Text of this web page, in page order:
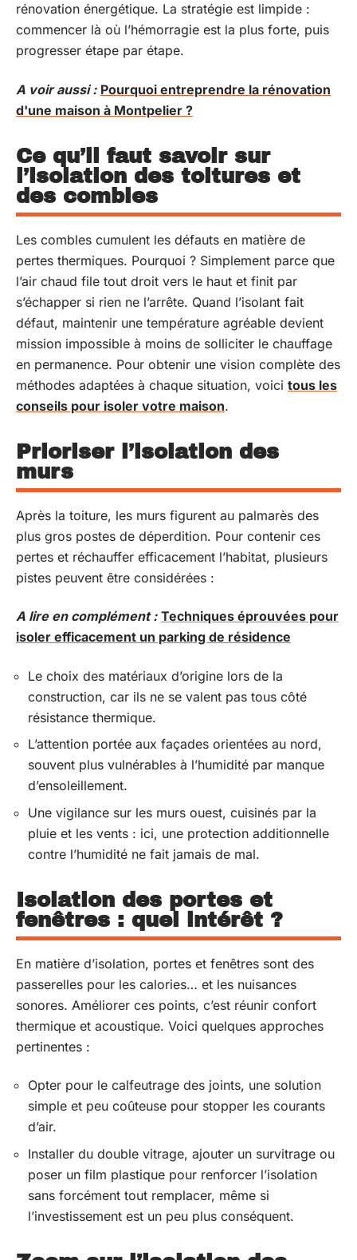
rénovation énergétique. La stratégie est limpide :
commencer là où l’hémorragie est la plus forte, puis
progresser étape par étape.
A voir aussi : Pourquoi entreprendre la rénovation
d'une maison à Montpelier ?
Ce qu’il faut savoir sur
l’isolation des toitures et
des combles
Les combles cumulent les défauts en matière de
pertes thermiques. Pourquoi ? Simplement parce que
l’air chaud file tout droit vers le haut et finit par
s’échapper si rien ne l’arrête. Quand l’isolant fait
défaut, maintenir une température agréable devient
mission impossible à moins de solliciter le chauffage
en permanence. Pour obtenir une vision complète des
méthodes adaptées à chaque situation, voici tous les
conseils pour isoler votre maison.
Prioriser l’isolation des
murs
Après la toiture, les murs figurent au palmarès des
plus gros postes de déperdition. Pour contenir ces
pertes et réchauffer efficacement l’habitat, plusieurs
pistes peuvent être considérées :
A lire en complément : Techniques éprouvées pour
isoler efficacement un parking de résidence
Le choix des matériaux d’origine lors de la
construction, car ils ne se valent pas tous côté
résistance thermique.
L’attention portée aux façades orientées au nord,
souvent plus vulnérables à l’humidité par manque
d’ensoleillement.
Une vigilance sur les murs ouest, cuisinés par la
pluie et les vents : ici, une protection additionnelle
contre l’humidité ne fait jamais de mal.
Isolation des portes et
fenêtres : quel intérêt ?
En matière d’isolation, portes et fenêtres sont des
passerelles pour les calories… et les nuisances
sonores. Améliorer ces points, c’est réunir confort
thermique et acoustique. Voici quelques approches
pertinentes :
Opter pour le calfeutrage des joints, une solution
simple et peu coûteuse pour stopper les courants
d’air.
Installer du double vitrage, ajouter un survitrage ou
poser un film plastique pour renforcer l’isolation
sans forcément tout remplacer, même si
l’investissement est un peu plus conséquent.